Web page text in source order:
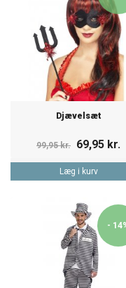
Djævelsæt
99,95 kr. 69,95 kr.
Læg i kurv
-